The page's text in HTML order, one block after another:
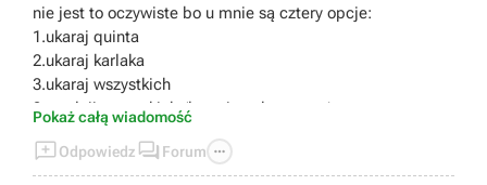
nie jest to oczywiste bo u mnie są cztery opcje:
1.ukaraj quinta
2.ukaraj karlaka
3.ukaraj wszystkich
3.uwolnij wszystkich (łącznie z demonem)
Pokaż całą wiadomość
Odpowiedz  Forum 